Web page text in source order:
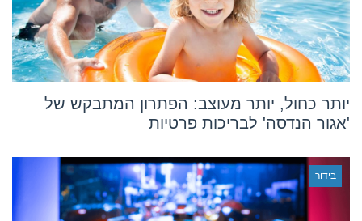
יותר כחול, יותר מעוצב: הפתרון המתבקש של
'אגור הנדסה' לבריכות פרטיות
בידור